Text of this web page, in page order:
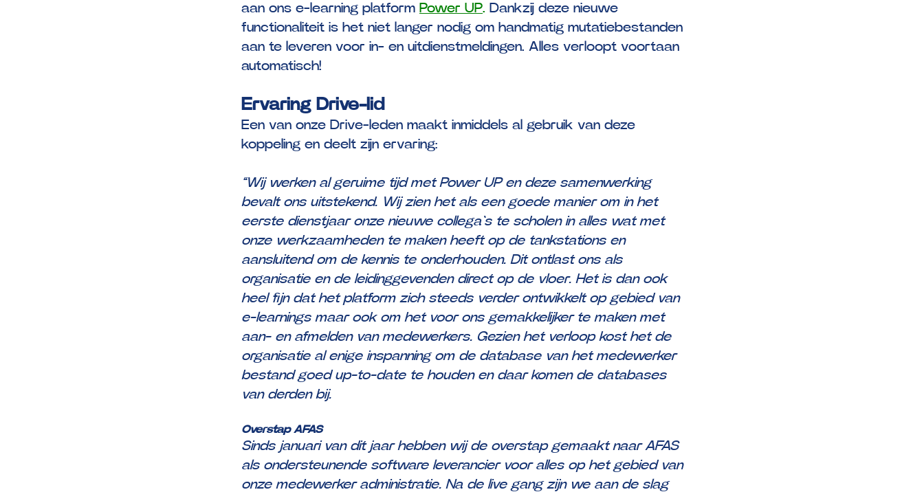
aan ons e-learning platform Power UP. Dankzij deze nieuwe
functionaliteit is het niet langer nodig om handmatig mutatiebestanden
aan te leveren voor in- en uitdienstmeldingen. Alles verloopt voortaan
automatisch!
Ervaring Drive-lid
Een van onze Drive-leden maakt inmiddels al gebruik van deze
koppeling en deelt zijn ervaring:
“Wij werken al geruime tijd met Power UP en deze samenwerking
bevalt ons uitstekend. Wij zien het als een goede manier om in het
eerste dienstjaar onze nieuwe collega`s te scholen in alles wat met
onze werkzaamheden te maken heeft op de tankstations en
aansluitend om de kennis te onderhouden. Dit ontlast ons als
organisatie en de leidinggevenden direct op de vloer. Het is dan ook
heel fijn dat het platform zich steeds verder ontwikkelt op gebied van
e-learnings maar ook om het voor ons gemakkelijker te maken met
aan- en afmelden van medewerkers. Gezien het verloop kost het de
organisatie al enige inspanning om de database van het medewerker
bestand goed up-to-date te houden en daar komen de databases
van derden bij.
Overstap AFAS
Sinds januari van dit jaar hebben wij de overstap gemaakt naar AFAS
als ondersteunende software leverancier voor alles op het gebied van
onze medewerker administratie. Na de live gang zijn we aan de slag